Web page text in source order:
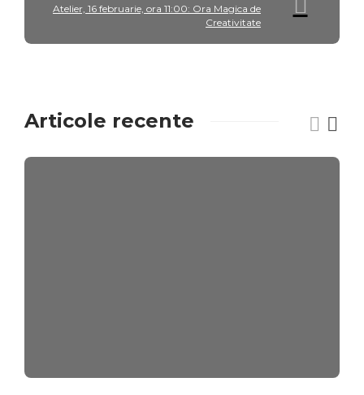
Atelier, 16 februarie, ora 11:00: Ora Magica de
Creativitate
Articole recente